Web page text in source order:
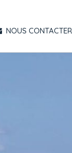
NOUS CONTACTER